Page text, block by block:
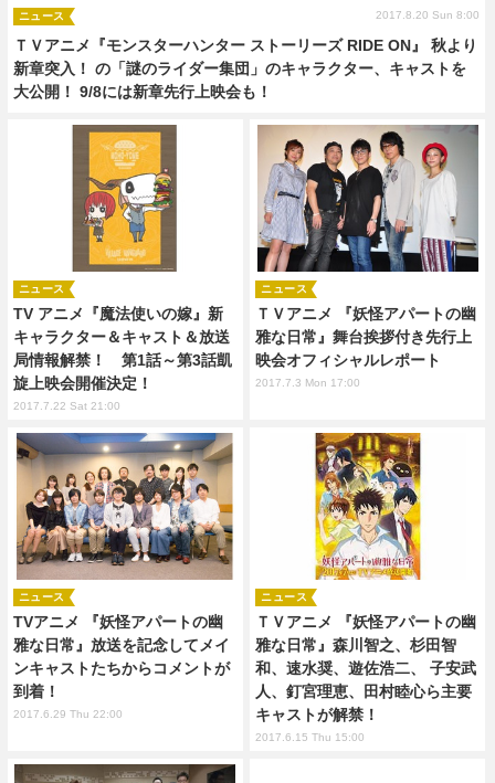
ＴＶアニメ『モンスターハンター ストーリーズ RIDE ON』 秋より
新章突入！ の「謎のライダー集団」のキャラクター、キャストを
大公開！ 9/8には新章先行上映会も！
ニュース 2017.8.20 Sun 8:00
TV アニメ『魔法使いの嫁』新
キャラクター＆キャスト＆放送
局情報解禁！ 第1話～第3話凱
旋上映会開催決定！
ニュース
2017.7.22 Sat 21:00
ＴＶアニメ 『妖怪アパートの幽
雅な日常』舞台挨拶付き先行上
映会オフィシャルレポート
ニュース
2017.7.3 Mon 17:00
TVアニメ 『妖怪アパートの幽
雅な日常』放送を記念してメイ
ンキャストたちからコメントが
到着！
ニュース
2017.6.29 Thu 22:00
ＴＶアニメ 『妖怪アパートの幽
雅な日常』森川智之、杉田智
和、速水奨、遊佐浩二、 子安武
人、釘宮理恵、田村睦心ら主要
キャストが解禁！
ニュース
2017.6.15 Thu 15:00